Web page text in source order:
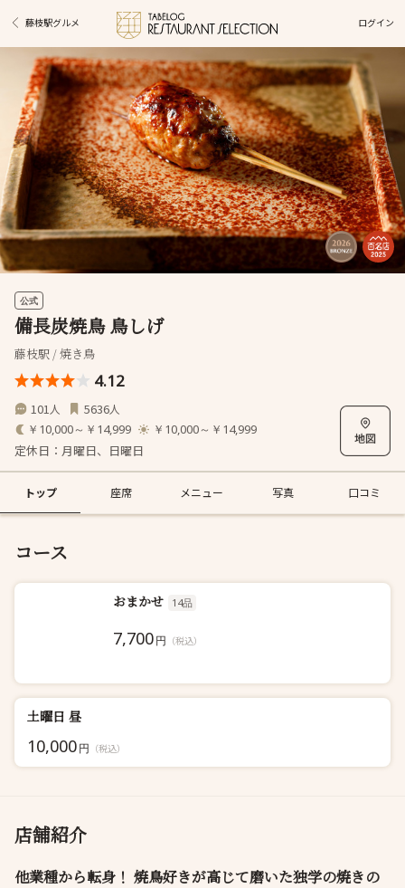
藤枝駅グルメ ログイン
公式
備長炭焼鳥 鳥しげ
藤枝駅 / 焼き鳥
4.12
101人 5636人
￥10,000～￥14,999 ￥10,000～￥14,999
定休日：月曜日、日曜日
トップ 座席 メニュー 写真 口コミ
コース
おまかせ 14品
7,700円 （税込）
土曜日 昼
10,000円 （税込）
店舗紹介
他業種から転身！ 焼鳥好きが高じて磨いた独学の焼きの